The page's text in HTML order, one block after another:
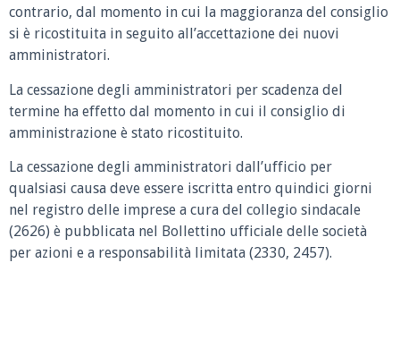
contrario, dal momento in cui la maggioranza del consiglio
si è ricostituita in seguito all’accettazione dei nuovi
amministratori.
La cessazione degli amministratori per scadenza del
termine ha effetto dal momento in cui il consiglio di
amministrazione è stato ricostituito.
La cessazione degli amministratori dall’ufficio per
qualsiasi causa deve essere iscritta entro quindici giorni
nel registro delle imprese a cura del collegio sindacale
(2626) è pubblicata nel Bollettino ufficiale delle società
per azioni e a responsabilità limitata (2330, 2457).